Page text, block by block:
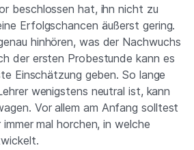
beschlossen hat, ihn nicht zu
Erfolgschancen äußerst gering.
hinhören, was der Nachwuchs
der ersten Probestunde kann es
Einschätzung geben. So lange
wenigstens neutral ist, kann
Vor allem am Anfang solltest
mal horchen, in welche